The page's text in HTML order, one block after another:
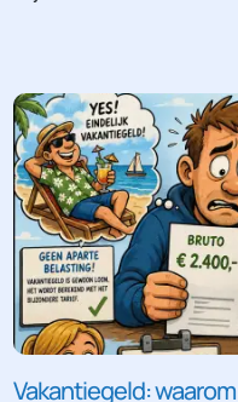
Vakantiegeld: